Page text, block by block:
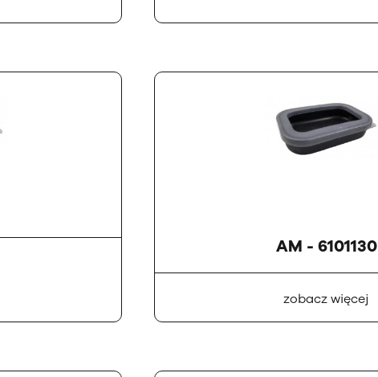
AM - 6101130
zobacz więcej